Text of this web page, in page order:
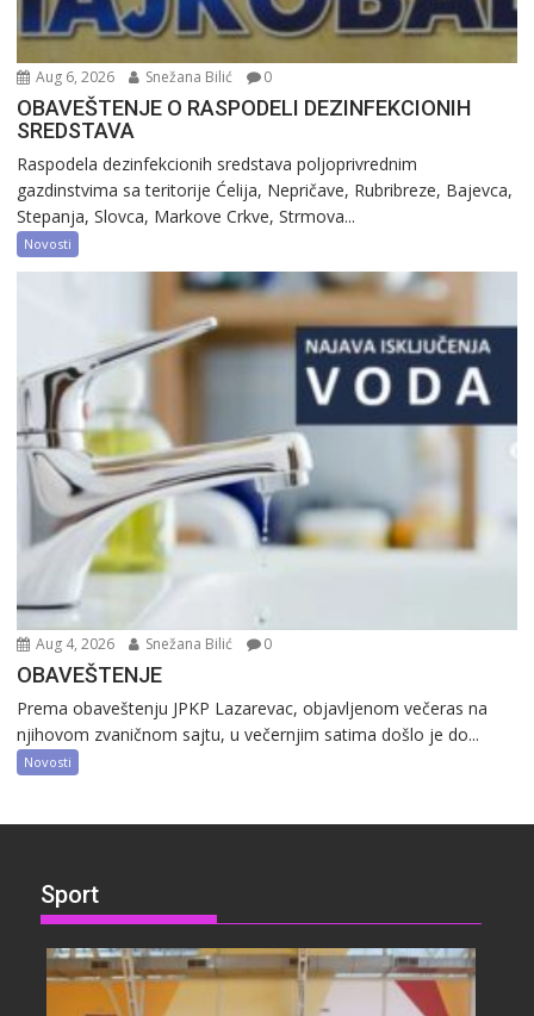
Aug 6, 2026 Snežana Bilić 0
OBAVEŠTENJE O RASPODELI DEZINFEKCIONIH
SREDSTAVA
Raspodela dezinfekcionih sredstava poljoprivrednim
gazdinstvima sa teritorije Ćelija, Nepričave, Rubribreze, Bajevca,
Stepanja, Slovca, Markove Crkve, Strmova...
Novosti
Aug 4, 2026 Snežana Bilić 0
OBAVEŠTENJE
Prema obaveštenju JPKP Lazarevac, objavljenom večeras na
njihovom zvaničnom sajtu, u večernjim satima došlo je do...
Novosti
Sport